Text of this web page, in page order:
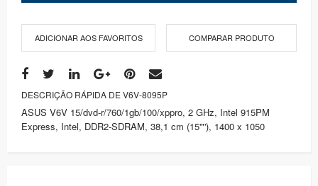
ADICIONAR AOS FAVORITOS COMPARAR PRODUTO
DESCRIÇÃO RÁPIDA DE V6V-8095P
ASUS V6V 15/dvd-r/760/1gb/100/xppro, 2 GHz, Intel 915PM
Express, Intel, DDR2-SDRAM, 38,1 cm (15'"'), 1400 x 1050